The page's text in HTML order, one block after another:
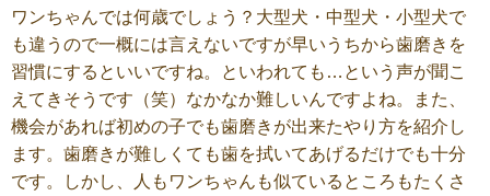
ワンちゃんでは何歳でしょう？大型犬・中型犬・小型犬で
も違うので一概には言えないですが早いうちから歯磨きを
習慣にするといいですね。といわれても…という声が聞こ
えてきそうです（笑）なかなか難しいんですよね。また、
機会があれば初めの子でも歯磨きが出来たやり方を紹介し
ます。歯磨きが難しくても歯を拭いてあげるだけでも十分
です。しかし、人もワンちゃんも似ているところもたくさ